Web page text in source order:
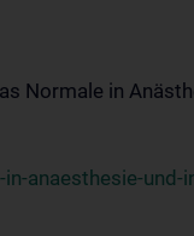
Normale in
anaesthesie-und-